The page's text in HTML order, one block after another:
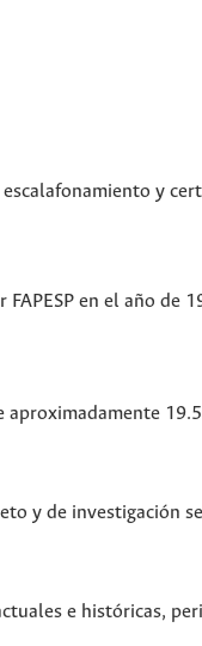
y
en el año de
aproximadamente
y de investigación
e históricas,